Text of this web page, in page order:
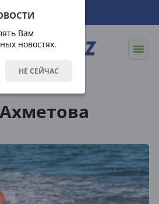
Вам
новостях.
НЕ СЕЙЧАС